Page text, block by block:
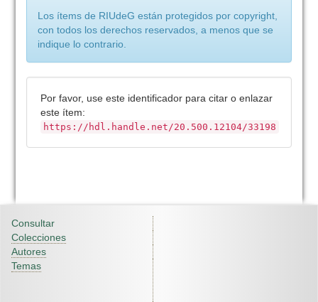
Los ítems de RIUdeG están protegidos por copyright,
con todos los derechos reservados, a menos que se
indique lo contrario.
Por favor, use este identificador para citar o enlazar
este ítem:
https://hdl.handle.net/20.500.12104/33198
Consultar
Colecciones
Autores
Temas